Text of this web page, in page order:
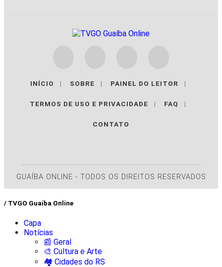
INÍCIO | SOBRE | PAINEL DO LEITOR |
TERMOS DE USO E PRIVACIDADE | FAQ |
CONTATO
GUAÍBA ONLINE - TODOS OS DIREITOS RESERVADOS
/ TVGO Guaíba Online
Capa
Notícias
📰 Geral
🎨 Cultura e Arte
🏘️ Cidades do RS